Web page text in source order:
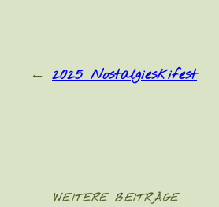
← 2025 Nostalgieskifest
WEITERE BEITRÄGE